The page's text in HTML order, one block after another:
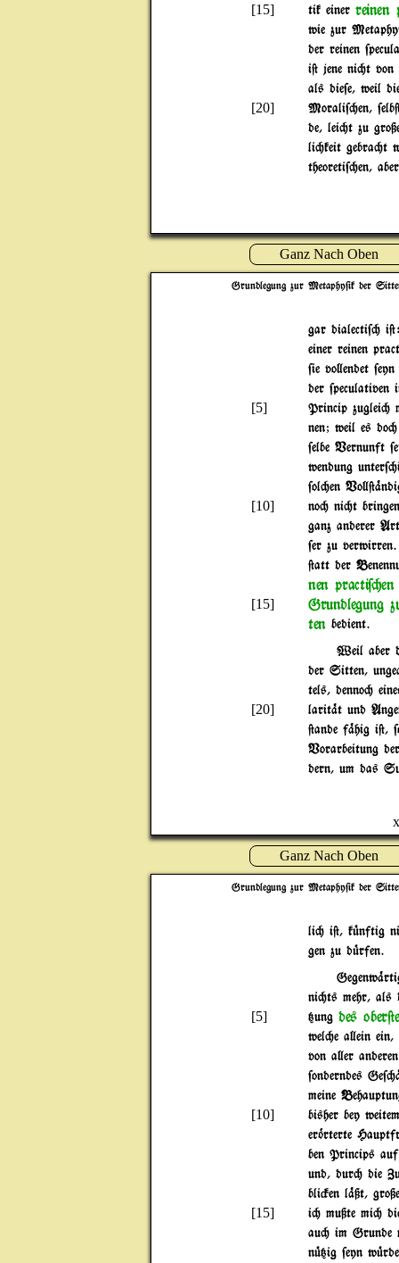
[15] tik einer reinen
wie zur
der reinen
i@ jene ni"t von
als die$e, weil
[20]
Morali$"en,
de, lei"t zu
li"keit gebra"t
theoreti$"en,
Ganz Nach Oben
Grundlegung zur Metaphy$ik der
gar dialecti$"
einer reinen
$ie vo}endet
der
[5]
Princip zuglei"
nen; weil es
$elbe Vernunft
wendung
$ol"en
[10]
no" ni"t
ganz anderer Art
$er zu
@att der
nen
[15]
Grundlegung
tenbedient.
Weil aber
der Sitten,
tels, denno"
[20]
larit%t und
@ande f%hig
Vorarbeitung
dern, um das
Ganz Nach Oben
Grundlegung zur Metaphy$ik der
li" i@, k|nftig
gen zu d|rfen.
ni"ts mehr, als
[5] {ung des
wel"e a}ein ein,
von a}er
$onderndes
meine
[10]
bisher bey
er~rterte
ben Princips
und, dur" die
bli#en l%ßt,
[15]
i" mußte mi"
au" im Grunde
n|{ig $eyn